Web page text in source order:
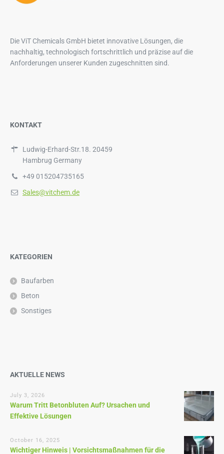
Die ViT Chemicals GmbH bietet innovative Lösungen, die
nachhaltig, technologisch fortschrittlich und präzise auf die
Anforderungen unserer Kunden zugeschnitten sind.
KONTAKT
Ludwig-Erhard-Str.18. 20459
Hambrug Germany
+49 015204735165
Sales@vitchem.de
KATEGORIEN
Baufarben
Beton
Sonstiges
AKTUELLE NEWS
July 3, 2026
Warum Tritt Betonbluten Auf? Ursachen und
Effektive Lösungen
October 16, 2025
Wichtiger Hinweis | Vorsichtsmaßnahmen für die